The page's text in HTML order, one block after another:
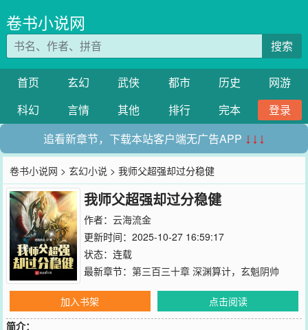
卷书小说网
搜索
首页 玄幻 武侠 都市 历史
网游
科幻
言情 其他 排行 完本
登录
追看新章节，下载本站客户端无广告APP ↓↓↓
卷书小说网 >玄幻小说 > 我师父超强却过分稳健
我师父超强却过分稳健
作者： 云海流金
更新时间：2025-10-27 16:59:17
状态：连载
最新章节： 第三百三十章 深渊算计，玄魁阴帅
加入书架
点击阅读
简介：